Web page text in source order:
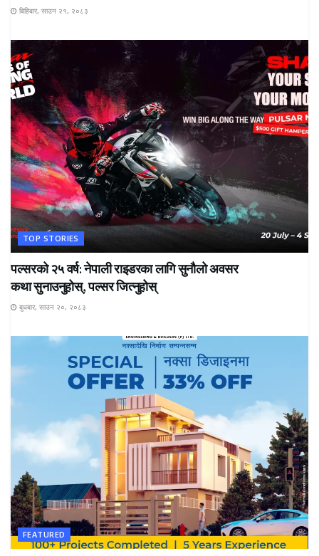
बिहिबार, साउन २१, २०८३
TOP STORIES
पल्सरको २५ वर्ष: नेपाली राइडरका लागि सुनौलो अवसर
कथा सुनाउनुहोस्, पल्सर जित्नुहोस्
बुधबार, साउन २०, २०८३
FEATURED